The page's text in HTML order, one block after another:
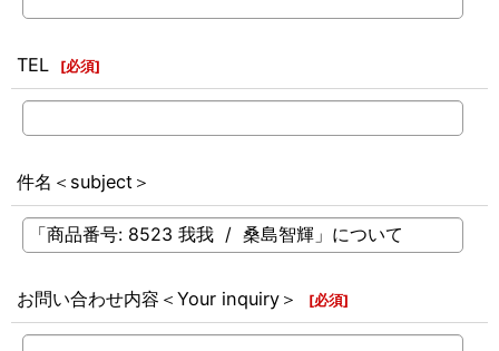
TEL [必須]
件名＜subject＞
お問い合わせ内容＜Your inquiry＞ [必須]